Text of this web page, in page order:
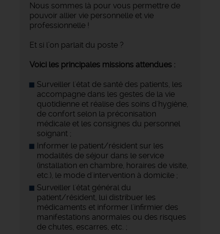
Nous sommes là pour vous permettre de
pouvoir allier vie personnelle et vie
professionnelle !
Et si l’on parlait du poste ?
Voici les principales missions attendues :
Surveiller l'état de santé des patients, les
accompagne dans les gestes de la vie
quotidienne et réalise des soins d'hygiène,
de confort selon la préconisation
médicale et les consignes du personnel
soignant ;
Informer le patient/résident sur les
modalités de séjour dans le service
(installation en chambre, horaires de visite,
etc.), le mode d'intervention à domicile ;
Surveiller l'état général du
patient/résident, lui distribuer les
médicaments et informer l'infirmier des
manifestations anormales ou des risques
de chutes, escarres, etc. ;